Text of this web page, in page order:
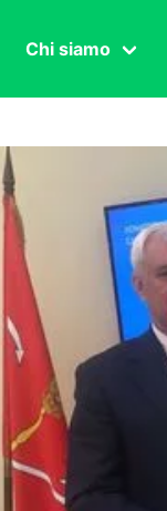
Chi siamo
Congressi